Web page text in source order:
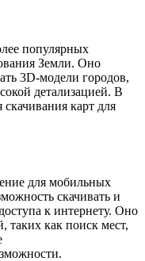
популярных
Земли. Оно
3D-модели городов,
детализацией. В
карт для
для мобильных
скачивать и
к интернету. Оно
таких как поиск мест,